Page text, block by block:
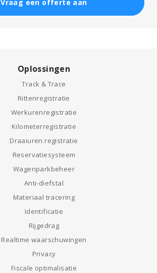
Vraag een offerte aan
Oplossingen
Track & Trace
Rittenregistratie
Werkurenregistratie
Kilometerregistratie
Draaiuren registratie
Reservatiesysteem
Wagenparkbeheer
Anti-diefstal
Materiaal tracering
Identificatie
Rijgedrag
Realtime waarschuwingen
Privacy
Fiscale optimalisatie